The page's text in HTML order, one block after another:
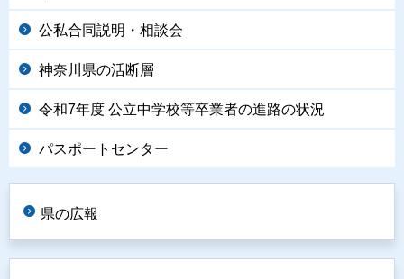
公私合同説明・相談会
神奈川県の活断層
令和7年度 公立中学校等卒業者の進路の状況
パスポートセンター
県の広報